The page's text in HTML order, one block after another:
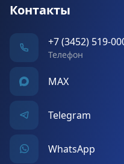
Контакты
+7 (3452) 519-
Телефон
MAX
Telegram
WhatsApp